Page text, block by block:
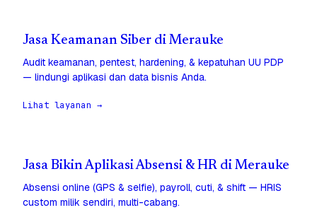
Jasa Keamanan Siber di Merauke
Audit keamanan, pentest, hardening, & kepatuhan UU PDP
— lindungi aplikasi dan data bisnis Anda.
Lihat layanan →
Jasa Bikin Aplikasi Absensi & HR di Merauke
Absensi online (GPS & selfie), payroll, cuti, & shift — HRIS
custom milik sendiri, multi-cabang.